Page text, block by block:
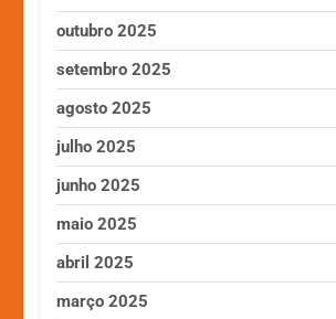
outubro 2025
setembro 2025
agosto 2025
julho 2025
junho 2025
maio 2025
abril 2025
março 2025